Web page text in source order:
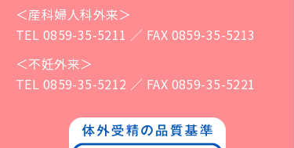
＜産科婦人科外来＞
TEL 0859-35-5211 ／ FAX 0859-35-5213
＜不妊外来＞
TEL 0859-35-5212 ／ FAX 0859-35-5221